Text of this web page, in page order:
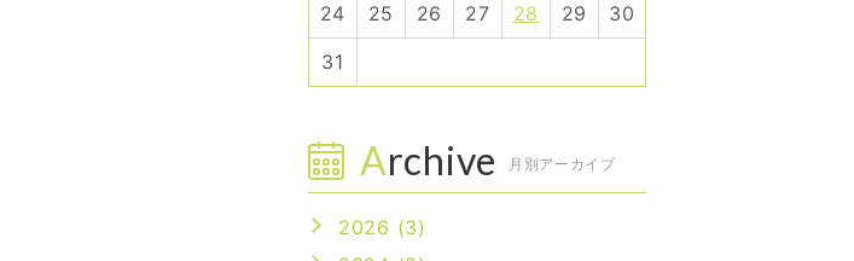
24
25 26 27 28 29
30
31
Archive 月別アーカイブ
2026 (3)